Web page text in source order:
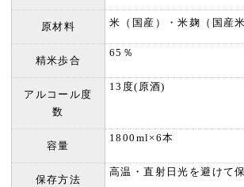
原材料 米（国産）・米麹（国産米
精米歩合
65％
アルコール度
数
13度(原酒)
容量
1800ml×6本
保存方法
高温・直射日光を避けて